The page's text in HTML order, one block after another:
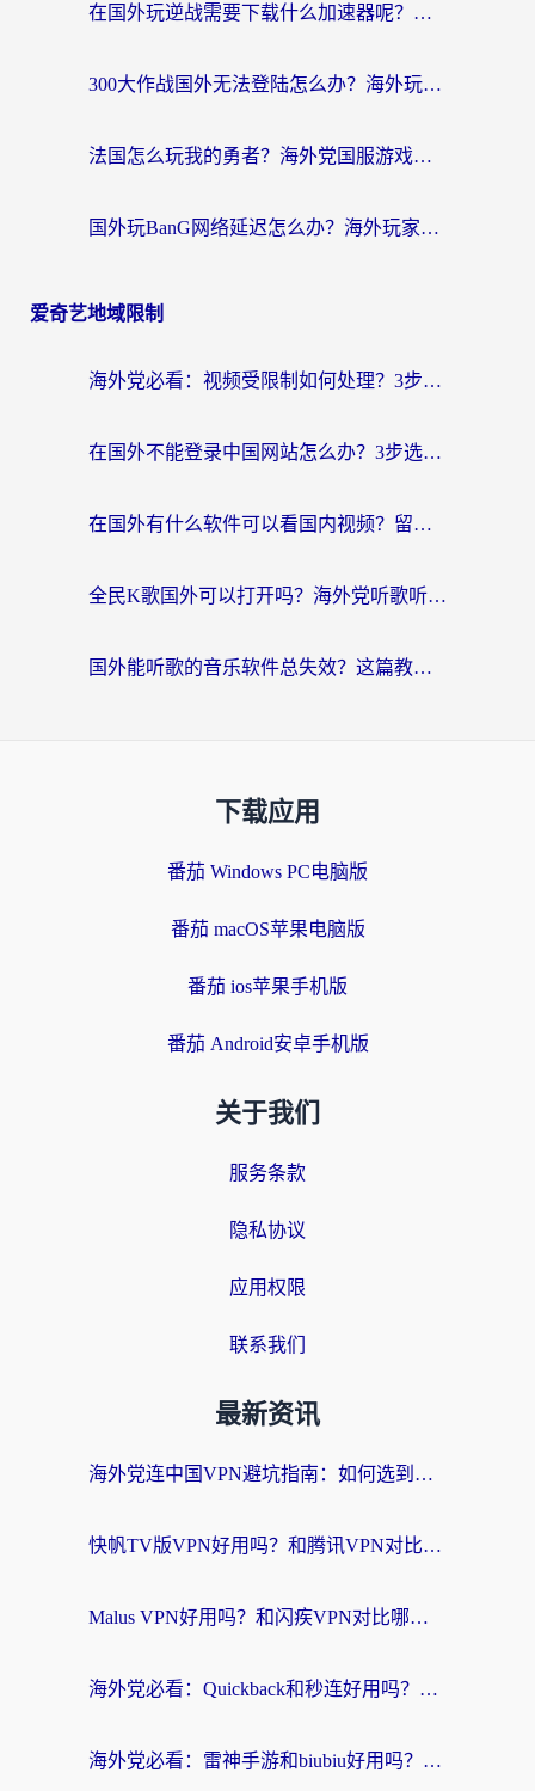
在国外玩逆战需要下载什么加速器呢？海外党亲测有效的国服游戏加速指南
300大作战国外无法登陆怎么办？海外玩家亲测有效的解决指南
法国怎么玩我的勇者？海外党国服游戏不卡攻略，附3款热门游戏加速实测
国外玩BanG网络延迟怎么办？海外玩家亲测有效的国服游戏加速指南
爱奇艺地域限制
海外党必看：视频受限制如何处理？3步解决国内剧番“看不了”难题
在国外不能登录中国网站怎么办？3步选对回国加速器，无缝刷剧、办业务
在国外有什么软件可以看国内视频？留学生亲测的追剧救星来了
全民K歌国外可以打开吗？海外党听歌听书无限制的实用指南
国外能听歌的音乐软件总失效？这篇教你怎么在海外流畅听网易云
下载应用
番茄 Windows PC电脑版
番茄 macOS苹果电脑版
番茄 ios苹果手机版
番茄 Android安卓手机版
关于我们
服务条款
隐私协议
应用权限
联系我们
最新资讯
海外党连中国VPN避坑指南：如何选到真正能无缝刷国内资源的加速器？
快帆TV版VPN好用吗？和腾讯VPN对比哪个回国效果更好？海外党必看的真实体验指南
Malus VPN好用吗？和闪疾VPN对比哪个回国效果更好？海外华人的实用避坑指南
海外党必看：Quickback和秒连好用吗？3步选对回国加速器，无缝刷国内资源
海外党必看：雷神手游和biubiu好用吗？3招选对回国加速器无缝刷国内资源